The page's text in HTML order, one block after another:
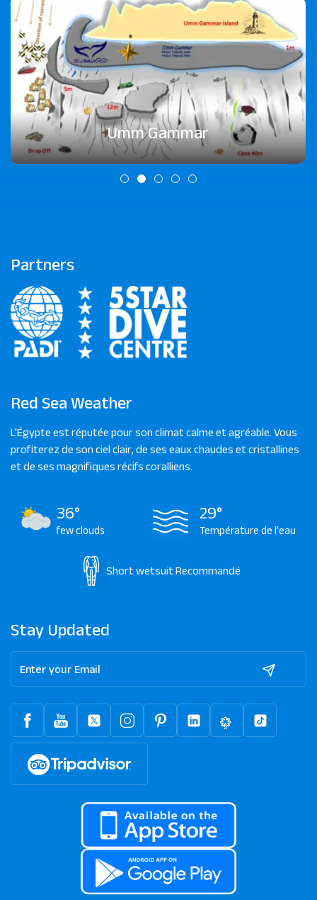
Umm Gammar
Partners
Red Sea Weather
L'Égypte est réputée pour son climat calme et agréable. Vous
profiterez de son ciel clair, de ses eaux chaudes et cristallines
et de ses magnifiques récifs coralliens.
36°
few clouds
29°
Température de l'eau
Short wetsuitRecommandé
Stay Updated